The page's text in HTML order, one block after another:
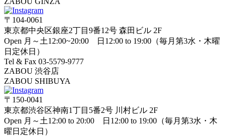
〒104-0061
東京都中央区銀座2丁目9番12号 森田ビル 2F
Open 月～土12:00~20:00 日12:00 to 19:00（毎月第3水・木曜
日定休日）
Tel & Fax 03-5579-9777
ZABOU 渋谷店
ZABOU SHIBUYA
〒150-0041
東京都渋谷区神南1丁目5番2号 川村ビル 2F
Open 月～土12:00 to 20:00 日12:00 to 19:00（毎月第3水・木
曜日定休日）